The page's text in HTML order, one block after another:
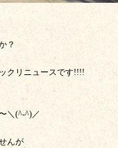
？
クリニュースです!!!!
＼(^-^)／
んが